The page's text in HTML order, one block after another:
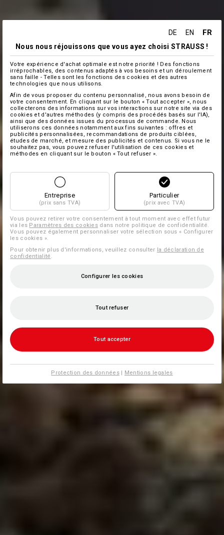
DE EN FR
Nous nous réjouissons que vous ayez choisi STRAUSS !
Votre expérience d'achat optimale est notre priorité ! Des fonctions
irréprochables, des contenus adaptés à vos besoins et un déroulement
sans faille - Telles sont les fonctions des cookies et des autres
technologies que nous utilisons.
Afin de vous proposer du contenu personnalisé, nous avons besoin de
votre consentement. En cliquant sur le bouton « Tout accepter », nous
collecterons des informations sur vos interactions sur notre site via des
cookies et d'autres méthodes (y compris des procédés basés sur l'IA),
ainsi que des données issues du processus de commande. Nous
utiliserons ces données notamment aux fins suivantes : offres et
publicités personnalisées, recommandations de produits ciblées,
études de marché, et mesure des publicités et contenus. Si vous ne le
souhaitez pas, vous pouvez refuser l'utilisation de ces cookies et
méthodes en cliquant sur le bouton « Tout refuser ».
Entreprise
(prix sans TVA)
Particulier
(prix avec TVA)
Vous pouvez retirer votre consentement à tout moment avec effet futur
via les Paramètres des cookies dans notre politique de confidentialité.
Vous pouvez également personnaliser votre sélection sous « Configurer
les cookies ».
Pour obtenir plus d'informations, veuillez consulter la déclaration de
confidentialité .
Configurer les cookies
Tout refuser
Tout accepter
Protection des données| Mentions legales